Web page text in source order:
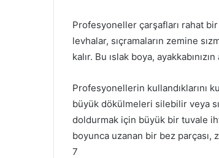
Profesyoneller çarşafları rahat bir
levhalar, sıçramaların zemine
kalır. Bu ıslak boya,
Profesyonellerin kullandıklarını
büyük dökülmeleri silebilir veya
doldurmak için büyük bir tuvale
boyunca uzanan bir bez parçası,
7